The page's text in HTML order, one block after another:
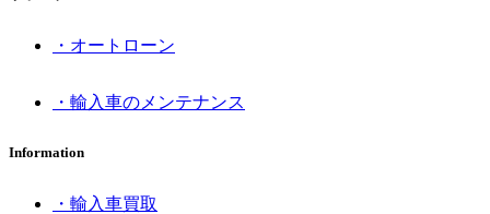
・オートローン
・輸入車のメンテナンス
Information
・輸入車買取